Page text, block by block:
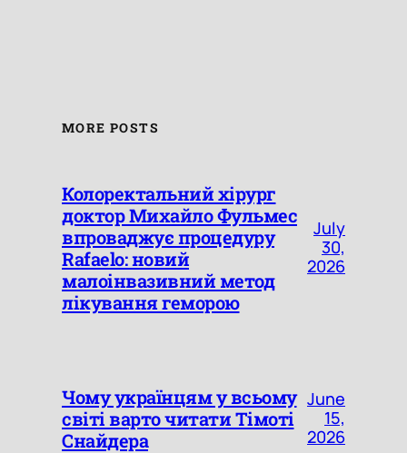
MORE POSTS
Колоректальний хірург
доктор Михайло Фульмес
впроваджує процедуру
Rafaelo: новий
малоінвазивний метод
лікування геморою
July
30,
2026
Чому українцям у всьому
світі варто читати Тімоті
Снайдера
June
15,
2026